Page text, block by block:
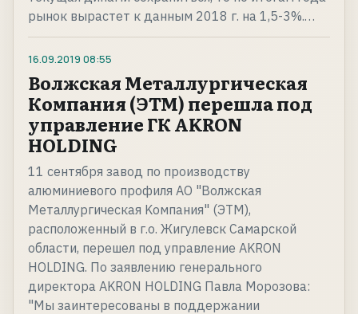
рынок вырастет к данным 2018 г. на 1,5-3%.…
16.09.2019 08:55
Волжская Металлургическая
Компания (ЭТМ) перешла под
управление ГК AKRON
HOLDING
11 сентября завод по производству
алюминиевого профиля АО "Волжская
Mеталлургическая Kомпания" (ЭТМ),
расположенный в г.о. Жигулевск Самарской
области, перешел под управление AKRON
HOLDING. По заявлению генерального
директора AKRON HOLDING Павла Морозова:
"Мы заинтересованы в поддержании